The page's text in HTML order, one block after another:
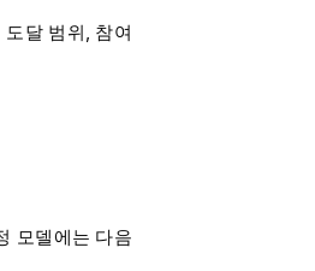
달 범위, 참여
모델에는 다음